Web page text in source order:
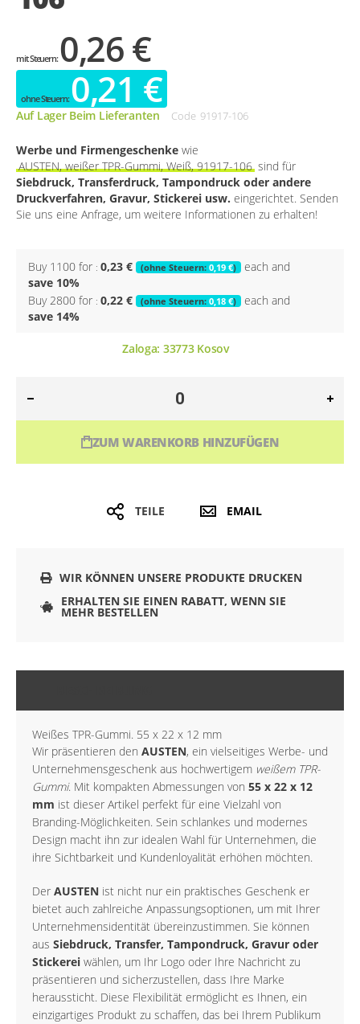
0,26 €
0,21 €
Auf Lager Beim Lieferanten Code 91917-106
Werbe und Firmengeschenke wie
AUSTEN, weißer TPR-Gummi, Weiß, 91917-106 sind für
Siebdruck, Transferdruck, Tampondruck oder andere
Druckverfahren, Gravur, Stickerei usw. eingerichtet. Senden
Sie uns eine Anfrage, um weitere Informationen zu erhalten!
Buy 1100 for 0,23 € 0,19 €
each and
save 10%
Buy 2800 for 0,22 € 0,18 €
each and
save 14%
Zaloga: 33773Kosov
ZUM WARENKORB HINZUFÜGEN
TEILE EMAIL
WIR KÖNNEN UNSERE PRODUKTE DRUCKEN
ERHALTEN SIE EINEN RABATT, WENN SIE
MEHR BESTELLEN
Weißes TPR-Gummi. 55 x 22 x 12 mm
Wir präsentieren den AUSTEN, ein vielseitiges Werbe- und
Unternehmensgeschenk aus hochwertigem weißem TPR-
Gummi. Mit kompakten Abmessungen von 55 x 22 x 12
mm ist dieser Artikel perfekt für eine Vielzahl von
Branding-Möglichkeiten. Sein schlankes und modernes
Design macht ihn zur idealen Wahl für Unternehmen, die
ihre Sichtbarkeit und Kundenloyalität erhöhen möchten.
Der AUSTEN ist nicht nur ein praktisches Geschenk er
bietet auch zahlreiche Anpassungsoptionen, um mit Ihrer
Unternehmensidentität übereinzustimmen. Sie können
aus Siebdruck, Transfer, Tampondruck, Gravur oder
Stickerei wählen, um Ihr Logo oder Ihre Nachricht zu
präsentieren und sicherzustellen, dass Ihre Marke
heraussticht. Diese Flexibilität ermöglicht es Ihnen, ein
einzigartiges Produkt zu schaffen, das bei Ihrem Publikum